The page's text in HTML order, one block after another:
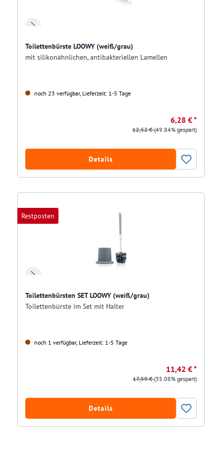
Toilettenbürste LOOWY (weiß/grau)
mit silikonähnlichen, antibakteriellen Lamellen
noch 23 verfügbar, Lieferzeit: 1-5 Tage
6,28 € *
12,52 €(49.84% gespart)
Details
Restposten
Toilettenbürsten SET LOOWY (weiß/grau)
Toilettenbürste im Set mit Halter
noch 1 verfügbar, Lieferzeit: 1-5 Tage
11,42 € *
17,59 €(35.08% gespart)
Details